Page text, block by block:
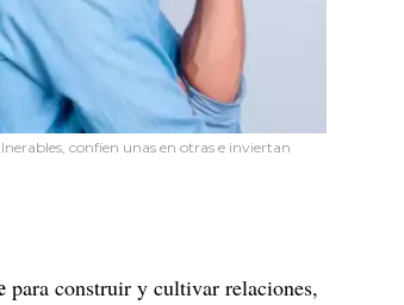
confíen unas en otras e inviertan
para construir y cultivar relaciones,